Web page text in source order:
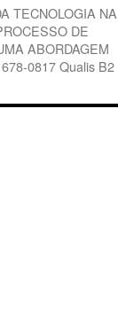
TECNOLOGIA NA
DE
ABORDAGEM
0817 Qualis B2